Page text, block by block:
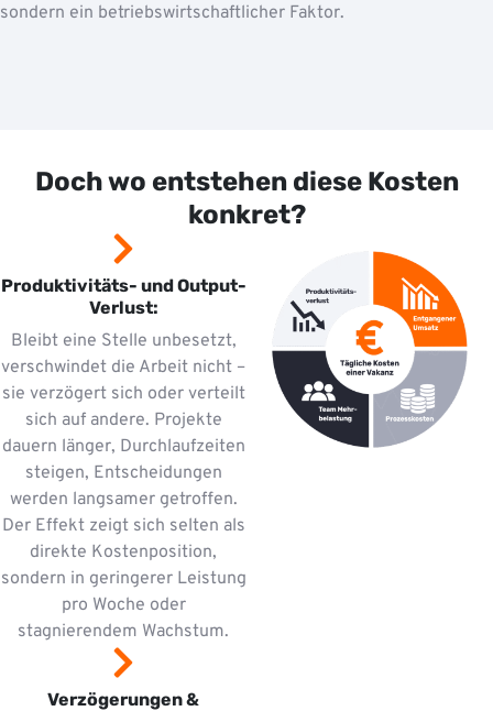
sondern ein betriebswirtschaftlicher Faktor.
Doch wo entstehen diese Kosten
konkret?
Produktivitäts- und Output-
Verlust:
Bleibt eine Stelle unbesetzt,
verschwindet die Arbeit nicht –
sie verzögert sich oder verteilt
sich auf andere. Projekte
dauern länger, Durchlaufzeiten
steigen, Entscheidungen
werden langsamer getroffen.
Der Effekt zeigt sich selten als
direkte Kostenposition,
sondern in geringerer Leistung
pro Woche oder
stagnierendem Wachstum.
Verzögerungen &